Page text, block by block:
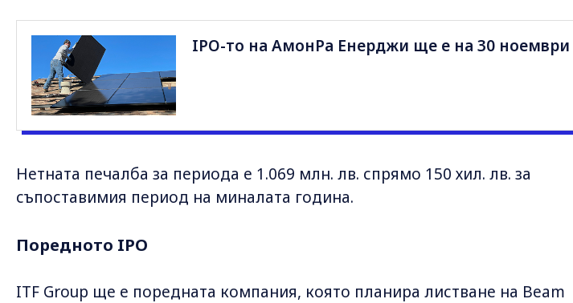
IPO-то на АмонРа Енерджи ще е на 30 ноември
Нетната печалба за периода е 1.069 млн. лв. спрямо 150 хил. лв. за
съпоставимия период на миналата година.
Поредното IPO
ITF Group ще е поредната компания, която планира листване на Beam